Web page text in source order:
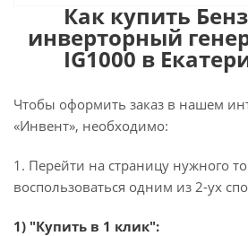
Как купить
инверторный
IG1000 в
Чтобы оформить заказ в нашем
«Инвент», необходимо:
1. Перейти на страницу нужного
воспользоваться одним из 2-ух
1) "Купить в 1 клик":